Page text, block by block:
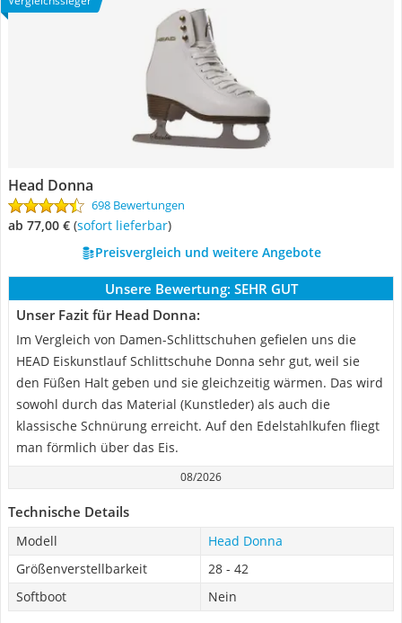
Head Donna
698 Bewertungen
ab 77,00 € ( Sofort lieferbar)
Preisvergleich und weitere Angebote
Unsere Bewertung: SEHR GUT
Unser Fazit für Head Donna:
Im Vergleich von Damen-Schlittschuhen gefielen uns die
HEAD Eiskunstlauf Schlittschuhe Donna sehr gut, weil sie
den Füßen Halt geben und sie gleichzeitig wärmen. Das wird
sowohl durch das Material (Kunstleder) als auch die
klassische Schnürung erreicht. Auf den Edelstahlkufen fliegt
man förmlich über das Eis.
08/2026
Technische Details
Modell
Head Donna
Größenverstellbarkeit
28 - 42
Softboot
Nein